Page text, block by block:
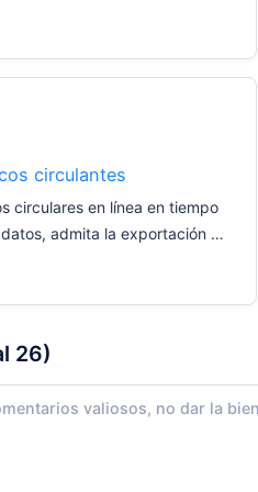
e inserte fácilmente divers
circulantes
circulares en línea en tiempo
admita la exportación d
e inserte fácilmente divers
26)